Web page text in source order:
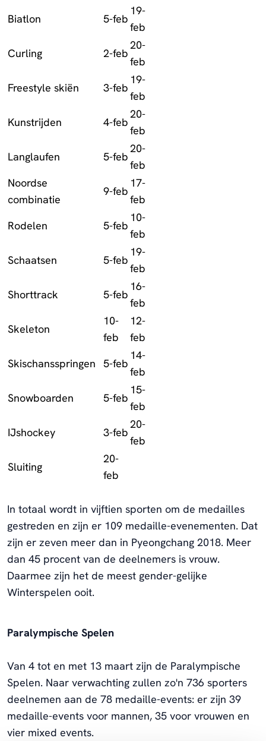
Biatlon
5-feb
19-
feb
Curling
2-feb
20-
feb
Freestyle skiën
3-feb
19-
feb
Kunstrijden
4-feb
20-
feb
Langlaufen
5-feb
20-
feb
Noordse
combinatie
9-feb
17-
feb
Rodelen
5-feb
10-
feb
Schaatsen
5-feb
19-
feb
Shorttrack
5-feb
16-
feb
Skeleton
10-
feb
12-
feb
Skischansspringen
5-feb
14-
feb
Snowboarden
5-feb
15-
feb
IJshockey
3-feb
20-
feb
Sluiting
20-
feb
In totaal wordt in vijftien sporten om de medailles
gestreden en zijn er 109 medaille-evenementen. Dat
zijn er zeven meer dan in Pyeongchang 2018. Meer
dan 45 procent van de deelnemers is vrouw.
Daarmee zijn het de meest gender-gelijke
Winterspelen ooit.
Paralympische Spelen
Van 4 tot en met 13 maart zijn de Paralympische
Spelen. Naar verwachting zullen zo'n 736 sporters
deelnemen aan de 78 medaille-events: er zijn 39
medaille-events voor mannen, 35 voor vrouwen en
vier mixed events.